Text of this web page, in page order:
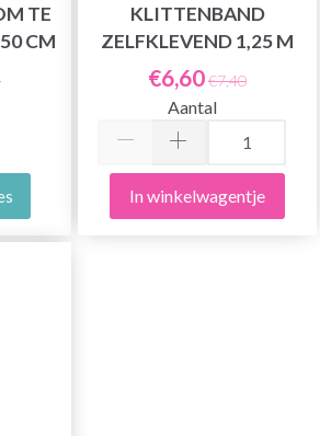
TE
CM
KLITTENBAND
ZELFKLEVEND 1,25 M
€6,60€7,40
Aantal
In winkelwagentje